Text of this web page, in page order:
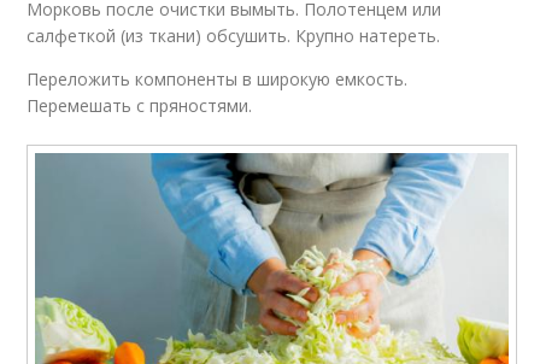
Морковь после очистки вымыть. Полотенцем или
салфеткой (из ткани) обсушить. Крупно натереть.
Переложить компоненты в широкую емкость.
Перемешать с пряностями.